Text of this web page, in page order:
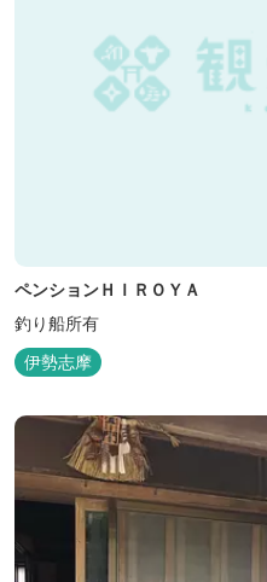
ペンションＨＩＲＯＹＡ
釣り船所有
伊勢志摩